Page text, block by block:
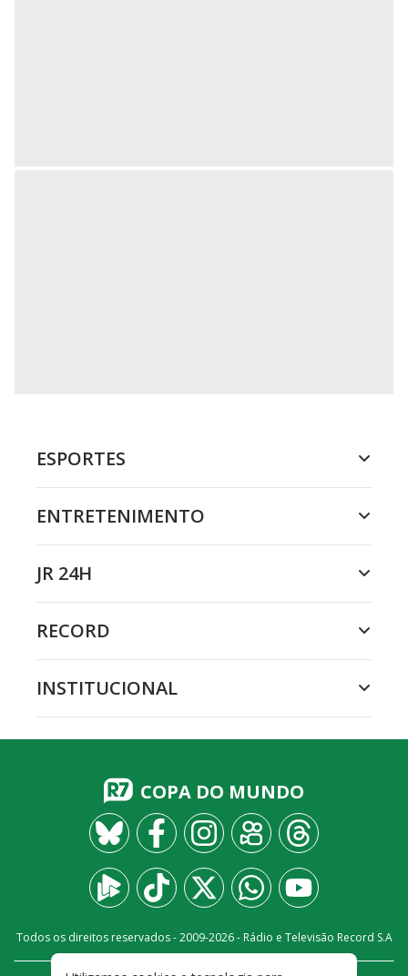
ESPORTES
ENTRETENIMENTO
JR 24H
RECORD
INSTITUCIONAL
COPA DO MUNDO
Todos os direitos reservados - 2009-2026- Rádio e Televisão Record S.A